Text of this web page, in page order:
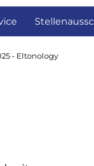
- Eltonology